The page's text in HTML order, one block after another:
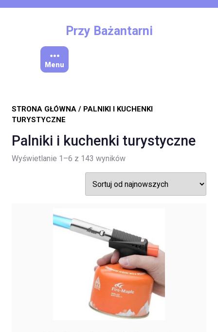
Przy Bażantarni
Menu
STRONA GŁÓWNA / PALNIKI I KUCHENKI
TURYSTYCZNE
Palniki i kuchenki turystyczne
Wyświetlanie 1–6 z 143 wynikówPosortowane
najnowszych